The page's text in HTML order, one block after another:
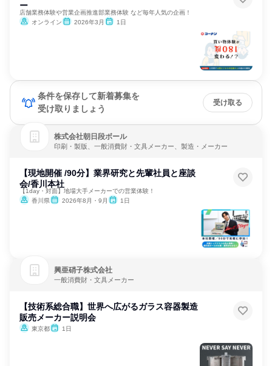
ー
店舗業務体験や営業企画推進部業務体験 など毎年人気の企画！
オンライン
2026年3月 1日
条件を保存して新着募集を
受け取りましょう
受け取る
株式会社朝日段ボール
印刷・製版、一般消費財・文具メーカー、製造・メーカー
【現地開催 /90分】業界研究と先輩社員と座談
会/香川本社
【1day・対面】地場大手メーカーでの営業体験！
香川県
2026年8月・9月 1日
興亜硝子株式会社
一般消費財・文具メーカー
【技術系総合職】世界へ広がるガラス容器製造
販売メーカー説明会
東京都 1日